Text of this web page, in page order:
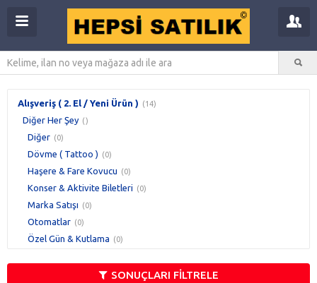
Alışveriş ( 2. El / Yeni Ürün ) (14)
Diğer Her Şey ()
Diğer (0)
Dövme ( Tattoo ) (0)
Haşere & Fare Kovucu (0)
Konser & Aktivite Biletleri (0)
Marka Satışı (0)
Otomatlar (0)
Özel Gün & Kutlama (0)
SONUÇLARI FİLTRELE